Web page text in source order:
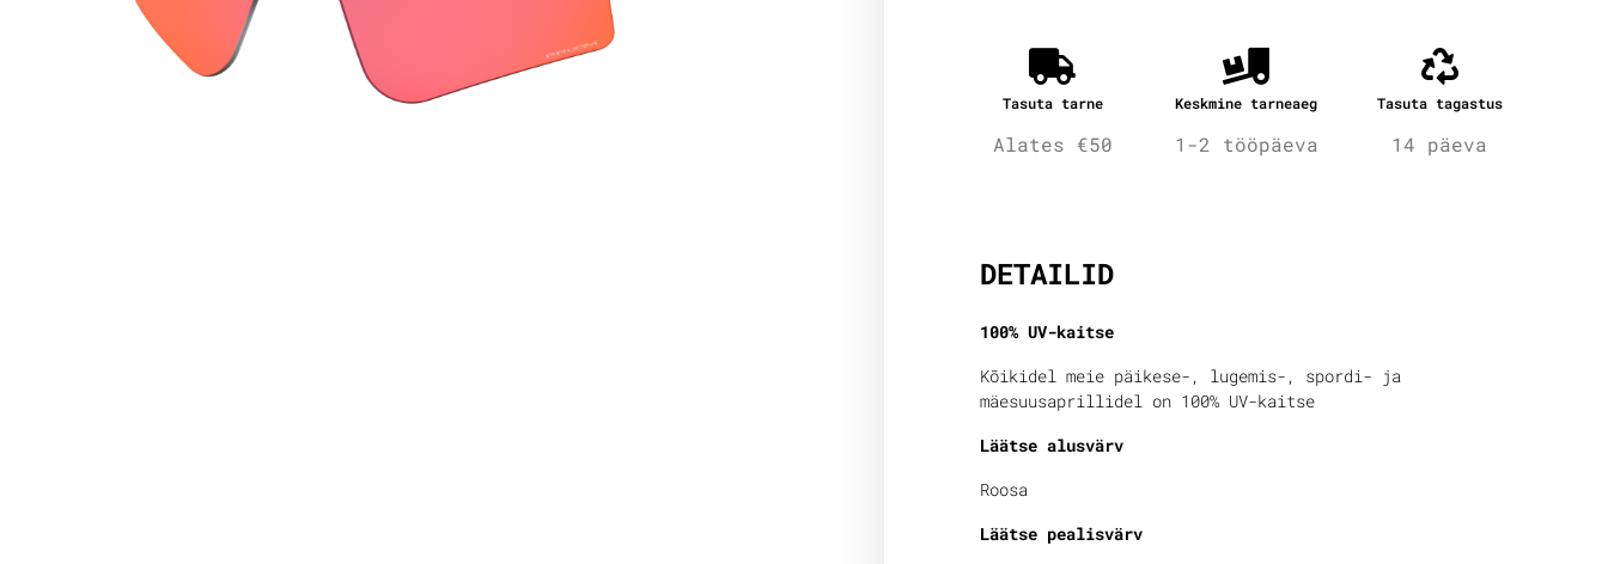
Tasuta tarne
Alates €50
Keskmine tarneaeg
1-2 tööpäeva
Tasuta tagastus
14 päeva
DETAILID
100% UV-kaitse
Kõikidel meie päikese-, lugemis-, spordi- ja
mäesuusaprillidel on 100% UV-kaitse
Läätse alusvärv
Roosa
Läätse pealisvärv